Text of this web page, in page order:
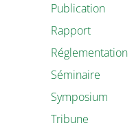
Publication
Rapport
Réglementation
Séminaire
Symposium
Tribune